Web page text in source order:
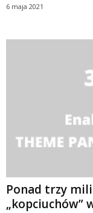
6 maja 2021
Ponad trzy
„kopciuchów”